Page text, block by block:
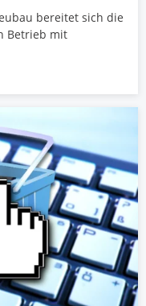
bereitet sich die
Betrieb mit